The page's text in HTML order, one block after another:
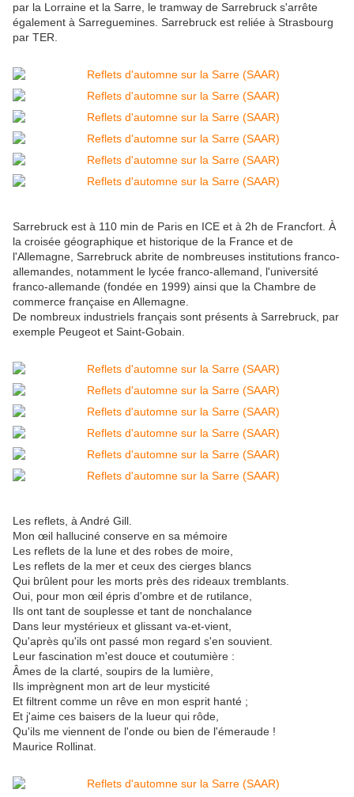
par la Lorraine et la Sarre, le tramway de Sarrebruck s'arrête
également à Sarreguemines. Sarrebruck est reliée à Strasbourg
par TER.
Sarrebruck est à 110 min de Paris en ICE et à 2h de Francfort. À
la croisée géographique et historique de la France et de
l'Allemagne, Sarrebruck abrite de nombreuses institutions franco-
allemandes, notamment le lycée franco-allemand, l'université
franco-allemande (fondée en 1999) ainsi que la Chambre de
commerce française en Allemagne.
De nombreux industriels français sont présents à Sarrebruck, par
exemple Peugeot et Saint-Gobain.
Les reflets, à André Gill.
Mon œil halluciné conserve en sa mémoire
Les reflets de la lune et des robes de moire,
Les reflets de la mer et ceux des cierges blancs
Qui brûlent pour les morts près des rideaux tremblants.
Oui, pour mon œil épris d'ombre et de rutilance,
Ils ont tant de souplesse et tant de nonchalance
Dans leur mystérieux et glissant va-et-vient,
Qu'après qu'ils ont passé mon regard s'en souvient.
Leur fascination m'est douce et coutumière :
Âmes de la clarté, soupirs de la lumière,
Ils imprègnent mon art de leur mysticité
Et filtrent comme un rêve en mon esprit hanté ;
Et j'aime ces baisers de la lueur qui rôde,
Qu'ils me viennent de l'onde ou bien de l'émeraude !
Maurice Rollinat.